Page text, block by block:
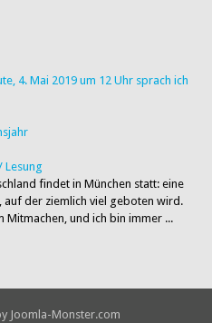
4. Mai 2019 um 12 Uhr sprach ich
Lesung
findet in München statt: eine
auf der ziemlich viel geboten wird.
Mitmachen, und ich bin immer ...
Joomla-Monster.com